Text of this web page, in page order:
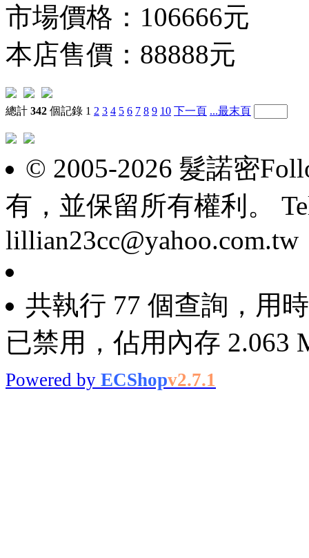
市場價格： 106666元
本店售價：88888元
總計 342 個記錄 1 2 3 4 5 6 7 8 9 10 下一頁 ...最末頁
© 2005-2026 髮諾密
有，並保留所有權利。
lillian23cc@yahoo.com.tw
共執行 77 個查詢，用
已禁用，佔用內存 2.063
Powered by ECShopv2.7.1